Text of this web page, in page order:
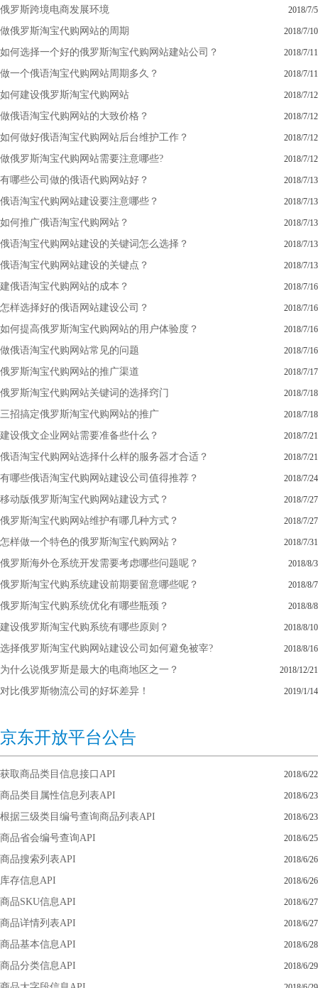
俄罗斯跨境电商发展环境 2018/7/5
做俄罗斯淘宝代购网站的周期 2018/7/10
如何选择一个好的俄罗斯淘宝代购网站建站公司？ 2018/7/11
做一个俄语淘宝代购网站周期多久？ 2018/7/11
如何建设俄罗斯淘宝代购网站 2018/7/12
做俄语淘宝代购网站的大致价格？ 2018/7/12
如何做好俄语淘宝代购网站后台维护工作？ 2018/7/12
做俄罗斯淘宝代购网站需要注意哪些? 2018/7/12
有哪些公司做的俄语代购网站好？ 2018/7/13
俄语淘宝代购网站建设要注意哪些？ 2018/7/13
如何推广俄语淘宝代购网站？ 2018/7/13
俄语淘宝代购网站建设的关键词怎么选择？ 2018/7/13
俄语淘宝代购网站建设的关键点？ 2018/7/13
建俄语淘宝代购网站的成本？ 2018/7/16
怎样选择好的俄语网站建设公司？ 2018/7/16
如何提高俄罗斯淘宝代购网站的用户体验度？ 2018/7/16
做俄语淘宝代购网站常见的问题 2018/7/16
俄罗斯淘宝代购网站的推广渠道 2018/7/17
俄罗斯淘宝代购网站关键词的选择窍门 2018/7/18
三招搞定俄罗斯淘宝代购网站的推广 2018/7/18
建设俄文企业网站需要准备些什么？ 2018/7/21
俄语淘宝代购网站选择什么样的服务器才合适？ 2018/7/21
有哪些俄语淘宝代购网站建设公司值得推荐？ 2018/7/24
移动版俄罗斯淘宝代购网站建设方式？ 2018/7/27
俄罗斯淘宝代购网站维护有哪几种方式？ 2018/7/27
怎样做一个特色的俄罗斯淘宝代购网站？ 2018/7/31
俄罗斯海外仓系统开发需要考虑哪些问题呢？ 2018/8/3
俄罗斯淘宝代购系统建设前期要留意哪些呢？ 2018/8/7
俄罗斯淘宝代购系统优化有哪些瓶颈？ 2018/8/8
建设俄罗斯淘宝代购系统有哪些原则？ 2018/8/10
选择俄罗斯淘宝代购网站建设公司如何避免被宰? 2018/8/16
为什么说俄罗斯是最大的电商地区之一？ 2018/12/21
对比俄罗斯物流公司的好坏差异！ 2019/1/14
京东开放平台公告
获取商品类目信息接口API 2018/6/22
商品类目属性信息列表API 2018/6/23
根据三级类目编号查询商品列表API 2018/6/23
商品省会编号查询API 2018/6/25
商品搜索列表API 2018/6/26
库存信息API 2018/6/26
商品SKU信息API 2018/6/27
商品详情列表API 2018/6/27
商品基本信息API 2018/6/28
商品分类信息API 2018/6/29